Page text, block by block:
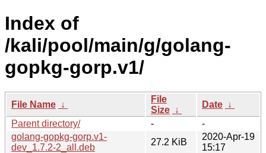
Index of
/kali/pool/main/g/golang-
gopkg-gorp.v1/
File Name ↓
File
Size ↓
Date ↓
Parent directory/
-
-
golang-gopkg-gorp.v1-
dev_1.7.2-2_all.deb
27.2 KiB
2020-Apr-19
15:17